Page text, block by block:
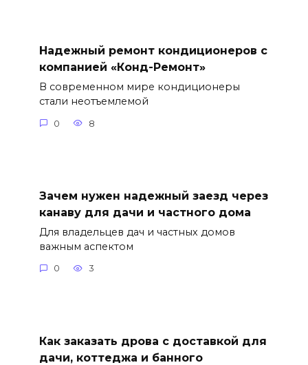
Надежный ремонт кондиционеров с
компанией «Конд-Ремонт»
В современном мире кондиционеры
стали неотъемлемой
0 8
Зачем нужен надежный заезд через
канаву для дачи и частного дома
Для владельцев дач и частных домов
важным аспектом
0 3
Как заказать дрова с доставкой для
дачи, коттеджа и банного